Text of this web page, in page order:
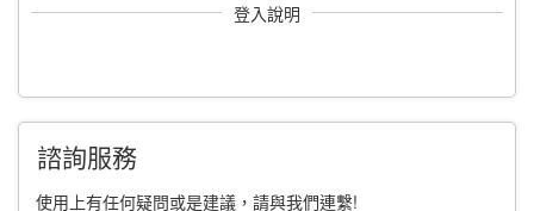
登入說明
諮詢服務
使用上有任何疑問或是建議，請與我們連繫!